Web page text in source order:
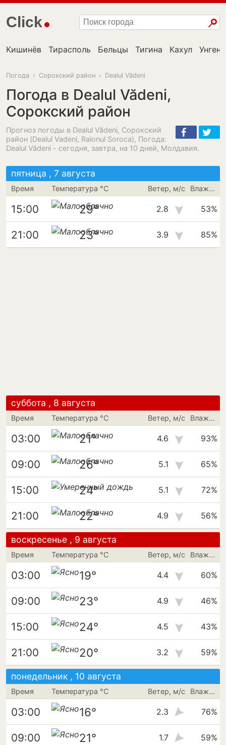
Click
Кишинёв Тирасполь Бельцы Тигина Кахул Унгень
Погода › Сорокский район › Dealul Vădeni
Погода в Dealul Vădeni,
Сорокский район
Прогноз погоды в Dealul Vădeni, Сорокский
район (Dealul Vadeni, Raionul Soroca), Погода:
Dealul Vădeni - сегодня, завтра, на 10 дней, Молдавия.
пятница , 7 августа
Время Температура °C Ветер, м/с Влажность
15:00 29° 2.8 53%
21:00 23° 3.9 85%
суббота , 8 августа
Время Температура °C Ветер, м/с Влажность
03:00 21° 4.6 93%
09:00 26° 5.1 65%
15:00 24° 5.1 72%
21:00 22° 4.9 56%
воскресенье , 9 августа
Время Температура °C Ветер, м/с Влажность
03:00 19° 4.4 60%
09:00 23° 4.9 46%
15:00 24° 4.5 43%
21:00 20° 3.2 59%
понедельник , 10 августа
Время Температура °C Ветер, м/с Влажность
03:00 16° 2.3 76%
09:00 21° 1.7 59%